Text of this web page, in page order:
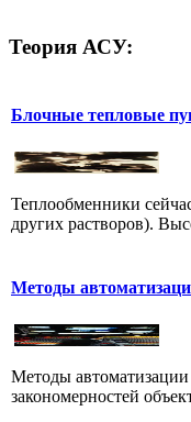
Теория АСУ:
Блочные тепловые
Теплообменники
других растворов).
Методы
Методы
закономерностей